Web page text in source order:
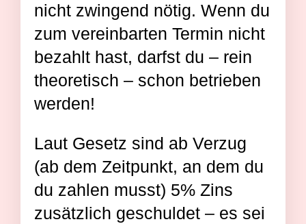
nicht zwingend nötig. Wenn du
zum vereinbarten Termin nicht
bezahlt hast, darfst du – rein
theoretisch – schon betrieben
werden!
Laut Gesetz sind ab Verzug
(ab dem Zeitpunkt, an dem du
du zahlen musst) 5% Zins
zusätzlich geschuldet – es sei